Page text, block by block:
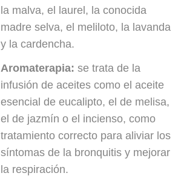
la malva, el laurel, la conocida
madre selva, el meliloto, la lavanda
y la cardencha.
Aromaterapia: se trata de la
infusión de aceites como el aceite
esencial de eucalipto, el de melisa,
el de jazmín o el incienso, como
tratamiento correcto para aliviar los
síntomas de la bronquitis y mejorar
la respiración.